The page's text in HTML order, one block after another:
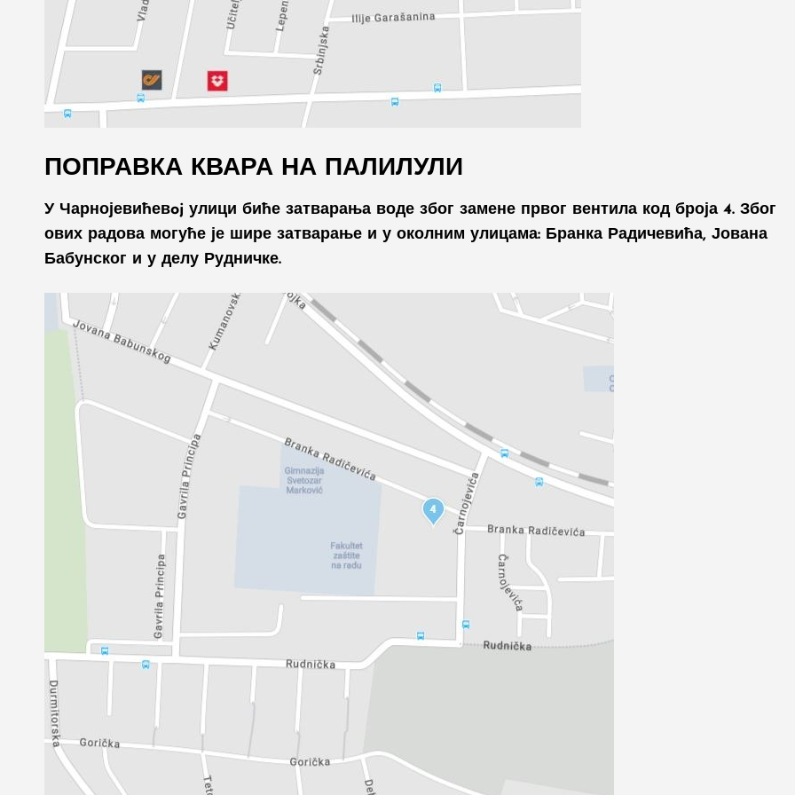
ПОПРАВКА КВАРА НА ПАЛИЛУЛИ
У Чарнојевићевoj улици биће затварања воде због замене првог вентила код броја 4. Због
ових радова могуће је шире затварање и у околним улицама: Бранка Радичевића, Јована
Бабунског и у делу Рудничке.